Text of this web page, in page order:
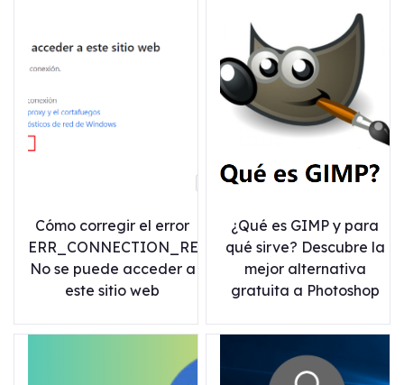
Cómo corregir el error
ERR_CONNECTION_RESET:
No se puede acceder a
este sitio web
¿Qué es GIMP y para
qué sirve? Descubre la
mejor alternativa
gratuita a Photoshop